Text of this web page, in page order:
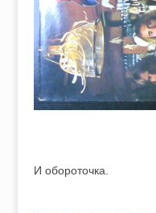
И обороточка.